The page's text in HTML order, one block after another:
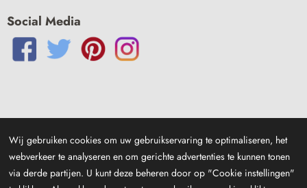
Social Media
Wij gebruiken cookies om uw gebruikservaring te optimaliseren, het
webverkeer te analyseren en om gerichte advertenties te kunnen tonen
via derde partijen. U kunt deze beheren door op "Cookie instellingen"